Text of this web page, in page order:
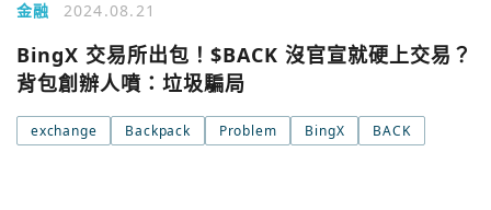
金融 2024.08.21
BingX 交易所出包！$BACK 沒官宣就硬上交易？
背包創辦人噴：垃圾騙局
exchange Backpack Problem BingX BACK